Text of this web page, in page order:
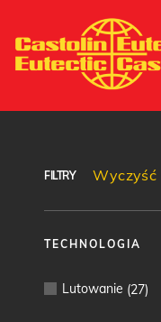
do
treści
FILTRY
TECHNOLOGIA
Lutowanie (27)